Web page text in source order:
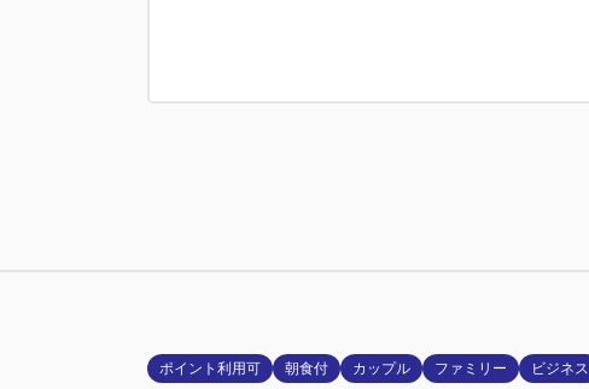
ポイント利用可 朝食付 カップル ファミリー ビジネス